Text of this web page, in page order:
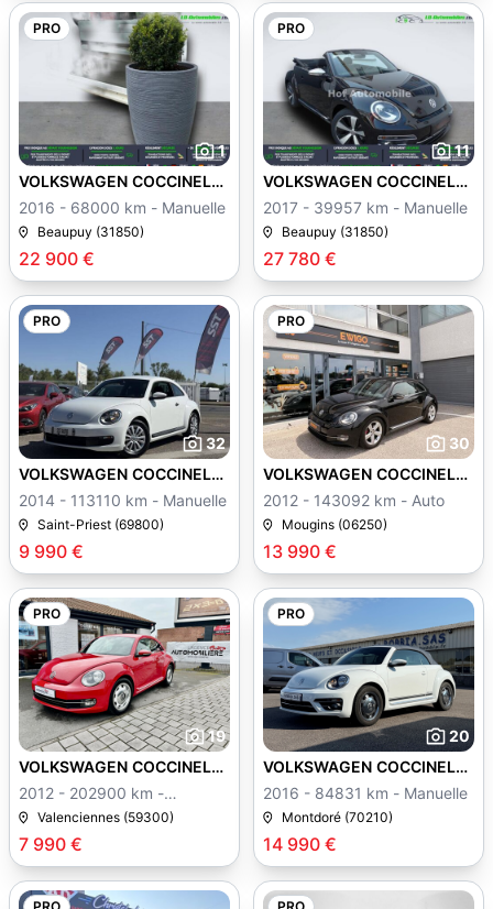
PRO
1
22 900 €
VOLKSWAGEN COCCINELLE
II
2016 - 68000 km - Manuelle
Beaupuy (31850)
PRO
11
27 780 €
VOLKSWAGEN COCCINELLE
II
2017 - 39957 km - Manuelle
Beaupuy (31850)
PRO
32
9 990 €
VOLKSWAGEN COCCINELLE
II
2014 - 113110 km - Manuelle
Saint-Priest (69800)
PRO
30
13 990 €
VOLKSWAGEN COCCINELLE
II
2012 - 143092 km - Auto
Mougins (06250)
PRO
19
7 990 €
VOLKSWAGEN COCCINELLE
II
2012 - 202900 km -
Manuelle
Valenciennes (59300)
PRO
20
14 990 €
VOLKSWAGEN COCCINELLE
II
2016 - 84831 km - Manuelle
Montdoré (70210)